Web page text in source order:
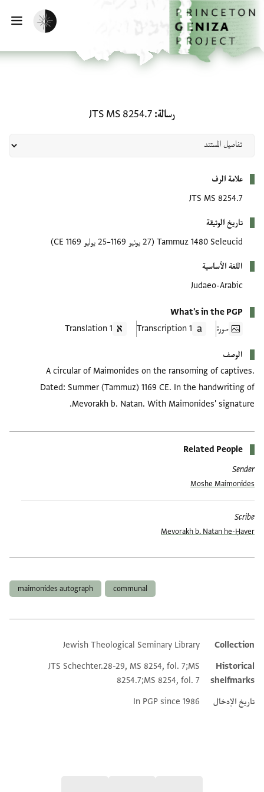
إلى المحتوى الرئيسي
الرئيسية
تفعيل الوضع المظلم
رسالة JTS MS 8254.7
علامة الرف
JTS MS 8254.7
تاريخ الوثيقة
Tammuz 1480 Seleucid (27 يونيو 1169–25 يوليو 1169 CE)
اللغة الأساسية
Judaeo-Arabic
What's in the PGP
صورة
1 Transcription
1 Translation
الوصف
A circular of Maimonides on the ransoming of captives.
Dated: Summer (Tammuz) 1169 CE. In the handwriting of
Mevorakh b. Natan. With Maimonides' signature.
Related People
Sender
Moshe Maimonides
Scribe
Mevorakh b. Natan he-Ḥaver
communal
maimonides autograph
Additional metadata
Collection
Jewish Theological Seminary Library
Historical
shelfmarks
JTS Schechter.28-29, MS 8254, fol. 7;MS
8254.7;MS 8254, fol. 7
تاريخ الإدخال
In PGP since 1986